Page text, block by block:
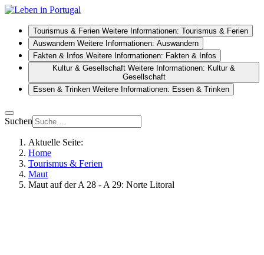
Tourismus & Ferien Weitere Informationen: Tourismus & Ferien
Auswandern Weitere Informationen: Auswandern
Fakten & Infos Weitere Informationen: Fakten & Infos
Kultur & Gesellschaft Weitere Informationen: Kultur &
Gesellschaft
Essen & Trinken Weitere Informationen: Essen & Trinken
Suchen
Aktuelle Seite:
Home
Tourismus & Ferien
Maut
Maut auf der A 28 - A 29: Norte Litoral